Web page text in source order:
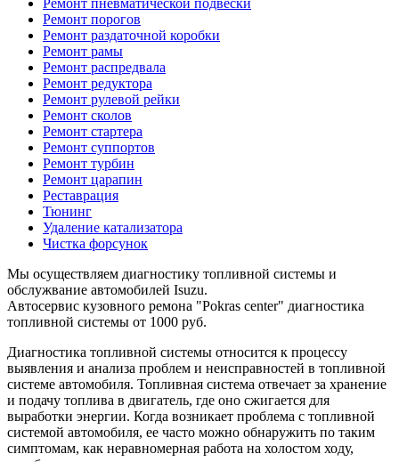
Ремонт пневматической подвески
Ремонт порогов
Ремонт раздаточной коробки
Ремонт рамы
Ремонт распредвала
Ремонт редуктора
Ремонт рулевой рейки
Ремонт сколов
Ремонт стартера
Ремонт суппортов
Ремонт турбин
Ремонт царапин
Реставрация
Тюнинг
Удаление катализатора
Чистка форсунок
Мы осуществляем диагностику топливной системы и
обслужвание автомобилей Isuzu.
Автосервис кузовного ремона "Pokras center" диагностика
топливной системы от 1000 руб.
Диагностика топливной системы относится к процессу
выявления и анализа проблем и неисправностей в топливной
системе автомобиля. Топливная система отвечает за хранение
и подачу топлива в двигатель, где оно сжигается для
выработки энергии. Когда возникает проблема с топливной
системой автомобиля, ее часто можно обнаружить по таким
симптомам, как неравномерная работа на холостом ходу,